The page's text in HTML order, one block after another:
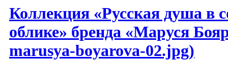
Коллекция «Русская душа в
облике» бренда «Маруся
marusya-boyarova-02.jpg)